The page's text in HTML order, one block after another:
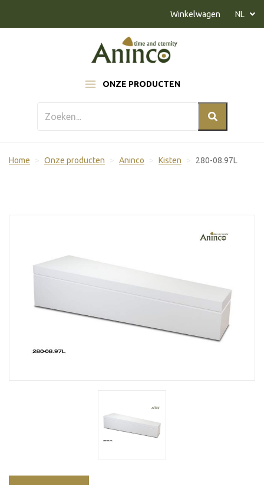
ONZE PRODUCTEN
Winkelwagen NL
Home Onze producten Aninco Kisten 280-08.97L